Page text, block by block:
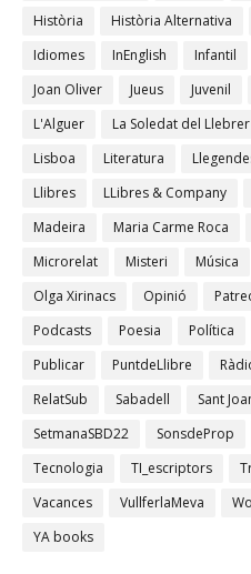
Història
Història Alternativa
Idiomes
InEnglish Infantil
Joan Oliver
Jueus Juvenil
L'Alguer
La Soledat del Llebrer
Lisboa
Literatura
Llibres
LLibres & Company
Madeira
Maria Carme Roca
Microrelat
Misteri Música
Olga Xirinacs
Opinió
Podcasts
Poesia Política
Publicar
PuntdeLlibre
RelatSub
Sabadell Sant
SetmanaSBD22
SonsdeProp
Tecnologia
TI_escriptors
Vacances
VullferlaMeva
YA books